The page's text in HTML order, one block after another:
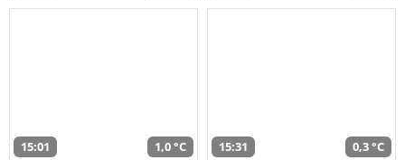
15:01 1,0 °C 15:31 0,3 °C